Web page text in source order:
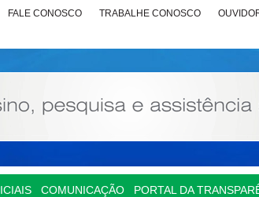
FALE CONOSCO TRABALHE CONOSCO
COMUNICAÇÃO PORTAL DA